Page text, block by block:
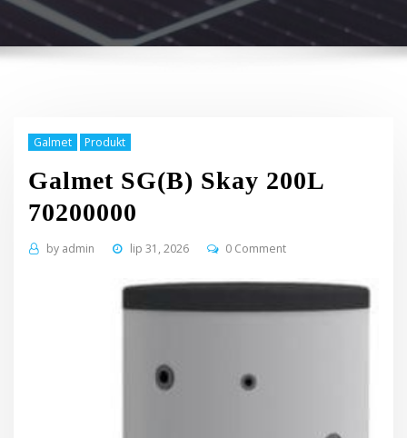
Galmet Produkt
Galmet SG(B) Skay 200L
70200000
by admin lip 31, 2026 0 Comment